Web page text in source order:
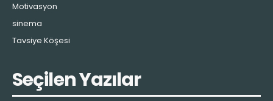
Motivasyon
sinema
Tavsiye Köşesi
Seçilen Yazılar